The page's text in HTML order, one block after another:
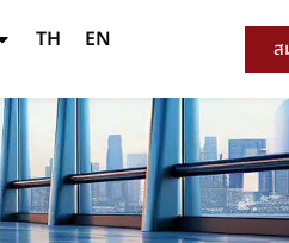
TH EN ส